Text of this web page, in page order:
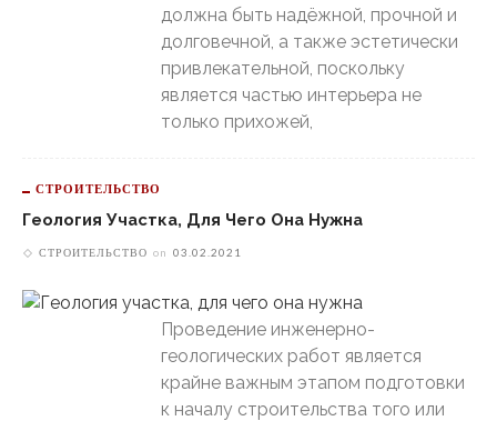
должна быть надёжной, прочной и
долговечной, а также эстетически
привлекательной, поскольку
является частью интерьера не
только прихожей,
СТРОИТЕЛЬСТВО
Геология Участка, Для Чего Она Нужна
СТРОИТЕЛЬСТВО on 03.02.2021
Проведение инженерно-
геологических работ является
крайне важным этапом подготовки
к началу строительства того или